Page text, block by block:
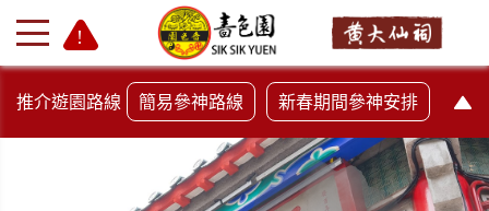
推介遊園路線 簡易參神路線 新春期間參神安排